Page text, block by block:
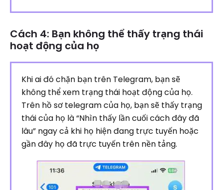
Cách 4: Bạn không thể thấy trạng thái
hoạt động của họ
Khi ai đó chặn bạn trên Telegram, bạn sẽ
không thể xem trạng thái hoạt động của họ.
Trên hồ sơ telegram của họ, bạn sẽ thấy trạng
thái của họ là “Nhìn thấy lần cuối cách đây đã
lâu” ngay cả khi họ hiện đang trực tuyến hoặc
gần đây họ đã trực tuyến trên nền tảng.